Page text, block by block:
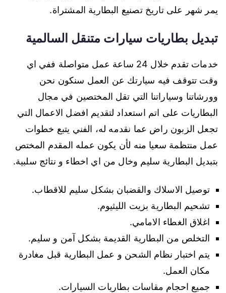
يمر شهر على تاريخ تصنيع البطارية المشتراة.
تبديل بطاريات سيارات متنقل السالمية
خدمات تقدم خلال 24 ساعة عمل متواصلة ففي اي
وقت تتوقف فيه سيارتك عن العمل سنكون نحن
وورشاتنا وسياراتنا التي تقل المختصين في مجال
البطاريات على اتم استعداد لتقديم افضل الاعمال التي
تجعل الزبون راض عما نقدمه له، الفني يتبع خطوات
عمل منتظمة سعيا منه لأن يكون عمله المقدم المختص
بتبديل البطارية سليم وخال من اي اخطاء و نتائج سلبية.
توصيل الاسلاك والقضبان بشكل سليم للاقطاب.
تشحيم البطارية بزيت الليثيوم.
اغلاق الغطاء الامامي.
التخلص من البطارية القديمة بشكل آمن و سليم.
يتم اختبار نظام الشحن و عمل البطارية قبل مغادرة
مكان العمل.
جميع احجام مقاسات بطاريات السيارات.